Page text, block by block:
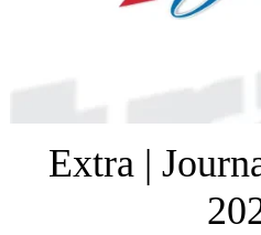
Extra |